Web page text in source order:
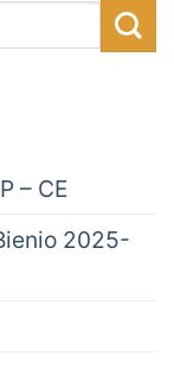
– CE
2025-